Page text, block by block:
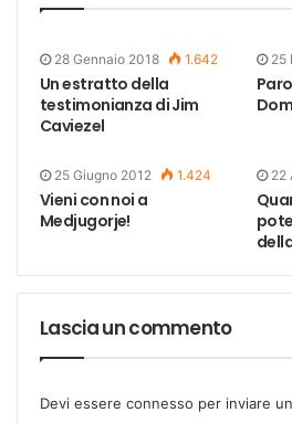
28 Gennaio 2018 1.642
Un estratto della
testimonianza di Jim
Caviezel
25
25 Giugno 2012 1.424
Vieni con noi a
Medjugorje!
22
Lascia un commento
Devi essere connesso per inviare